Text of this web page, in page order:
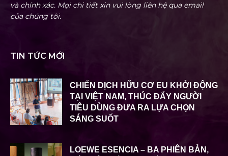
và chính xác. Mọi chi tiết xin vui lòng liên hệ qua email
của chúng tôi.
TIN TỨC MỚI
CHIẾN DỊCH HỮU CƠ EU KHỞI ĐỘNG
TẠI VIỆT NAM, THÚC ĐẨY NGƯỜI
TIÊU DÙNG ĐƯA RA LỰA CHỌN
SÁNG SUỐT
LOEWE ESENCIA – BA PHIÊN BẢN,